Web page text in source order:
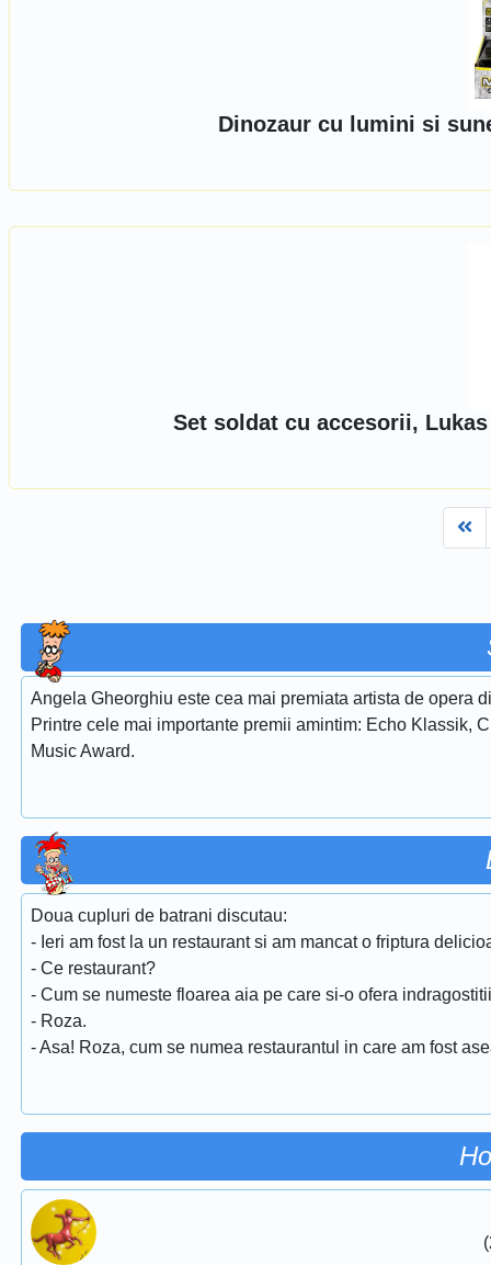
Dinozaur cu lumini si
Set soldat cu accesorii,
Angela Gheorghiu este cea mai premiata artista de opera
Printre cele mai importante premii amintim: Echo Klassik,
Music Award.
Doua cupluri de batrani discutau:
- Ieri am fost la un restaurant si am mancat o friptura
- Ce restaurant?
- Cum se numeste floarea aia pe care si-o ofera
- Roza.
- Asa! Roza, cum se numea restaurantul in care am fost